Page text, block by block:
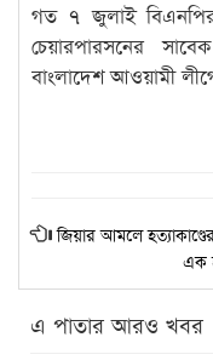
গত ৭ জুলাই বিএনপির
চেয়ারপারসনের
বাংলাদেশ আওয়ামী
জিয়ার আমলে
এক
এ পাতার আরও খবর